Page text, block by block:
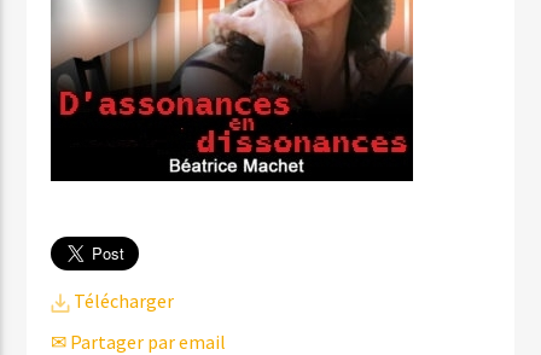
Télécharger
✉ Partager par email